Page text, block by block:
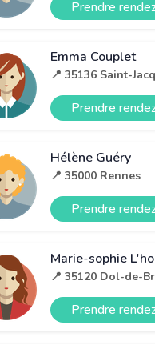
Prendre
Emma Couplet
📍 35136 Saint-
Prendre
Hélène Guéry
📍 35000 Rennes
Prendre
Marie-sophie
📍 35120 Dol-de-
Prendre